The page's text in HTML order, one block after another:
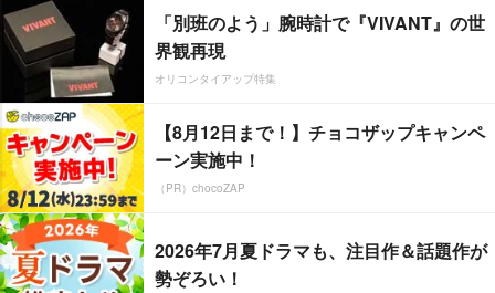
「別班のよう」腕時計で『VIVANT』の世
界観再現
オリコンタイアップ特集
【8月12日まで！】チョコザップキャンペ
ーン実施中！
（PR）chocoZAP
2026年7月夏ドラマも、注目作＆話題作が
勢ぞろい！